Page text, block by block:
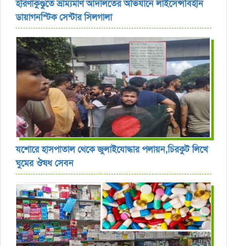
হরিণাকুণ্ডুতে ভ্রাম্যমাণ আদালতের অভিযানে লাইসেন্সবিহীন
ডায়াগনস্টিক সেন্টার সিলগালা
যশোরে হাসপাতাল থেকে জুলাইযোদ্ধার পলায়ন,চিরকুট লিখে
ঘুমের ঔষধ সেবন